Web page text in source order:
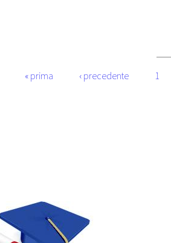
« prima ‹ precedente 1